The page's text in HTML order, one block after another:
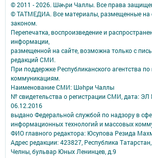
© 2011 - 2026. Шәһри Чаллы. Все права
© ТАТМЕДИА. Все материалы, размещенные на
законом.
Перепечатка, воспроизведение и
информации,
размещенной на сайте, возможна только с
редакций СМИ.
При поддержке Республиканского агентства
коммуникациям.
Наименование СМИ: Шəhри Чаллы
№ свидетельства о регистрации СМИ, дата:
06.12.2016
выдано Федеральной службой по надзору в
информационных технологий и массовых
ФИО главного редактора: Юсупова Резида
Адрес редакции: 423827, Республика
Челны, бульвар Юных Ленинцев, д.9